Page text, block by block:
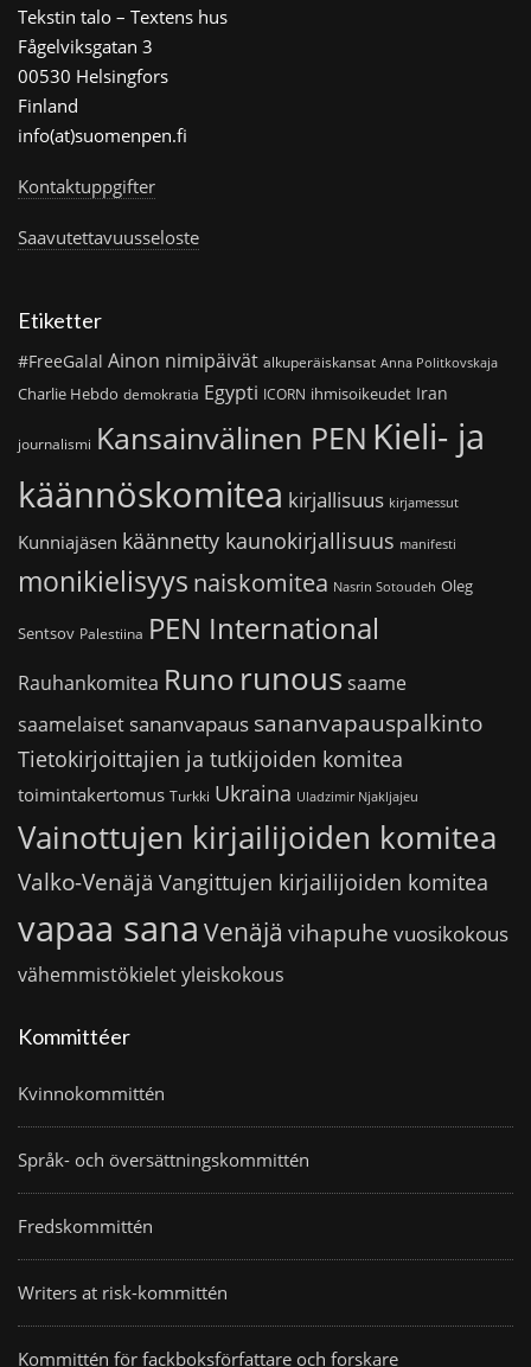
Tekstin talo – Textens hus
Fågelviksgatan 3
00530 Helsingfors
Finland
info(at)suomenpen.fi
Kontaktuppgifter
Saavutettavuusseloste
Etiketter
#FreeGalal Ainon nimipäivät alkuperäiskansat Anna Politkovskaja
Charlie Hebdo demokratia Egypti ICORN ihmisoikeudet Iran
journalismi Kansainvälinen PEN Kieli- ja
käännöskomitea kirjallisuus kirjamessut
Kunniajäsen käännetty kaunokirjallisuus manifesti
monikielisyys naiskomitea Nasrin Sotoudeh Oleg
Sentsov Palestiina PEN International
Rauhankomitea Runo runoussaame
saamelaiset sananvapaus sananvapauspalkinto
Tietokirjoittajien ja tutkijoiden komitea
toimintakertomus Turkki Ukraina Uladzimir Njakljajeu
Vainottujen kirjailijoiden komitea
Valko-Venäjä Vangittujen kirjailijoiden komitea
vapaa sana Venäjä vihapuhe vuosikokous
vähemmistökieletyleiskokous
Kommittéer
Kvinnokommittén
Språk- och översättningskommittén
Fredskommittén
Writers at risk-kommittén
Kommittén för fackboksförfattare och forskare